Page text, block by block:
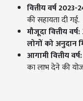
वित्तीय वर्ष 2023-
की सहायता दी गई.
मौजूदा वित्तीय वर्ष:
लोगों को अनुदान
आगामी वित्तीय वर्ष:
का लाभ देने की